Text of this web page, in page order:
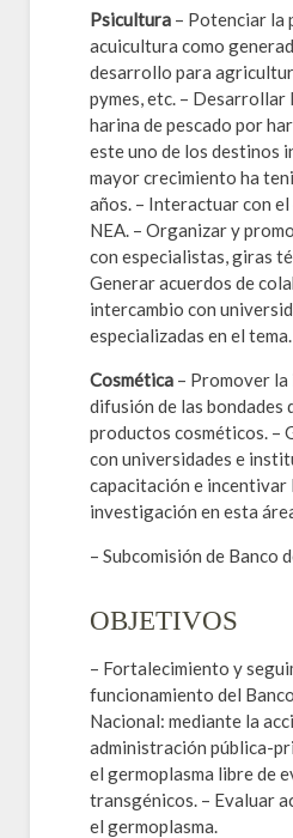
Psicultura – Potenciar la
acuicultura como
desarrollo para
pymes, etc. –
harina de pescado por
este uno de los destinos
mayor crecimiento ha
años. – Interactuar con
NEA. – Organizar y
con especialistas, giras
Generar acuerdos de
intercambio con
especializadas en el tema.
Cosmética – Promover
difusión de las bondades
productos cosméticos. –
con universidades e
capacitación e incentivar
investigación en esta
– Subcomisión de Banco
OBJETIVOS
– Fortalecimiento y
funcionamiento del
Nacional: mediante la
administración pública-
el germoplasma libre de
transgénicos. – Evaluar
el germoplasma.